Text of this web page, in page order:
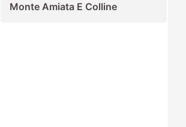
Monte Amiata E Colline